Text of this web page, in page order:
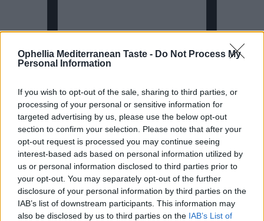
Ophellia Mediterranean Taste - Do Not Process My
Personal Information
If you wish to opt-out of the sale, sharing to third parties, or
processing of your personal or sensitive information for
targeted advertising by us, please use the below opt-out
section to confirm your selection. Please note that after your
opt-out request is processed you may continue seeing
interest-based ads based on personal information utilized by
us or personal information disclosed to third parties prior to
your opt-out. You may separately opt-out of the further
disclosure of your personal information by third parties on the
IAB’s list of downstream participants. This information may
also be disclosed by us to third parties on the IAB’s List of
Cart
Βαλσαμικο κρεμα Πορτοκαλι
ΤΙΜΗ:
5,40€ με ΦΠΑ